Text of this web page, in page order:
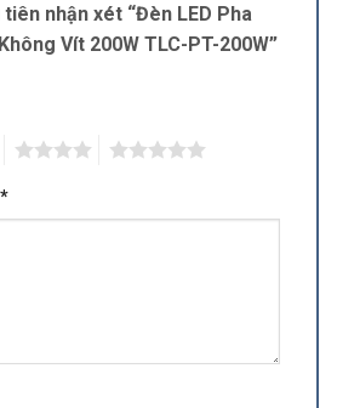
nhận xét “Đèn LED Pha
Vít 200W TLC-PT-200W”
*